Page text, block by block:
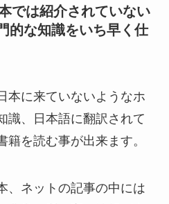
では紹介されていない
的な知識をいち早く仕
本に来ていないようなホ
識、日本語に翻訳されて
を読む事が出来ます。
、ネットの記事の中には